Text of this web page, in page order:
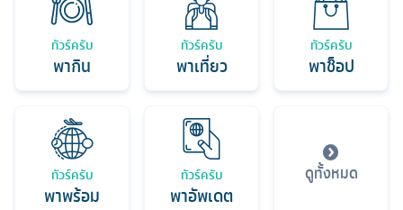
ทัวร์ครับ
พากิน
ทัวร์ครับ
พาเที่ยว
ทัวร์ครับ
พาช็อป
ทัวร์ครับ
พาพร้อม
ทัวร์ครับ
พาอัพเดต
ดูทั้งหมด